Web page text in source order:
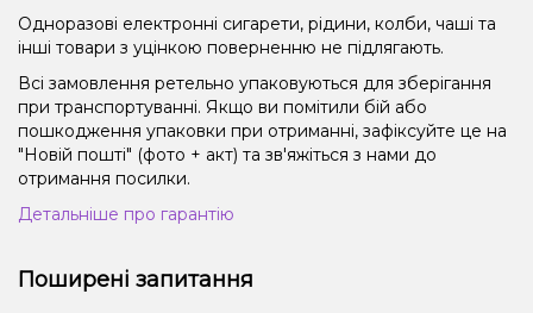
Одноразові електронні сигарети, рідини, колби, чаші та
інші товари з уцінкою поверненню не підлягають.
Всі замовлення ретельно упаковуються для зберігання
при транспортуванні. Якщо ви помітили бій або
пошкодження упаковки при отриманні, зафіксуйте це на
"Новій пошті" (фото + акт) та зв'яжіться з нами до
отримання посилки.
Детальніше про гарантію
Поширені запитання